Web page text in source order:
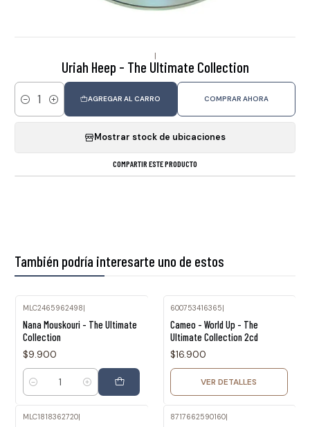
|
Uriah Heep - The Ultimate Collection
Cantidad
AGREGAR AL CARRO COMPRAR AHORA
Mostrar stock de ubicaciones
COMPARTIR ESTE PRODUCTO
También podría interesarte uno de estos
MLC2465962498|
Nana Mouskouri - The Ultimate
Collection
$9.900
Cantidad
600753416365|
Cameo - World Up - The
Ultimate Collection 2cd
$16.900
VER DETALLES
MLC1818362720| 8717662590160